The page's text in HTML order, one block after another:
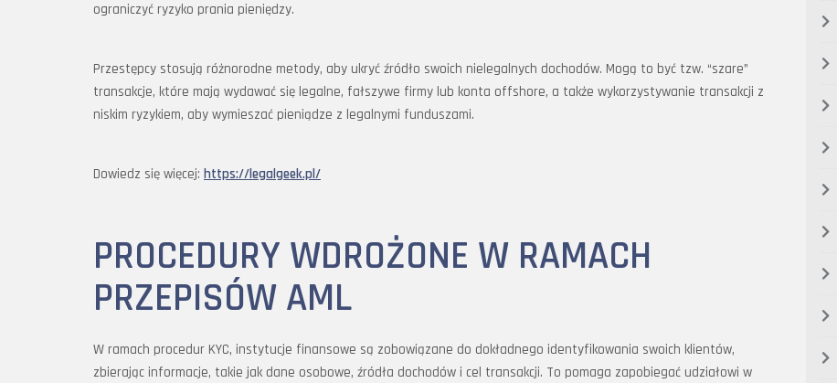
ograniczyć ryzyko prania pieniędzy.
Przestępcy stosują różnorodne metody, aby ukryć źródło swoich nielegalnych dochodów. Mogą to być tzw. “szare”
transakcje, które mają wydawać się legalne, fałszywe firmy lub konta offshore, a także wykorzystywanie transakcji z
niskim ryzykiem, aby wymieszać pieniądze z legalnymi funduszami.
Dowiedz się więcej: https://legalgeek.pl/
PROCEDURY WDROŻONE W RAMACH
PRZEPISÓW AML
W ramach procedur KYC, instytucje finansowe są zobowiązane do dokładnego identyfikowania swoich klientów,
zbierając informacje, takie jak dane osobowe, źródła dochodów i cel transakcji. To pomaga zapobiegać udziałowi w